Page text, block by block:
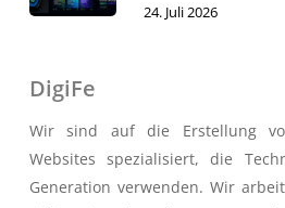
24. Juli 2026
DigiFe
Wir sind auf die Erstellung
Websites spezialisiert, die
Generation verwenden. Wir